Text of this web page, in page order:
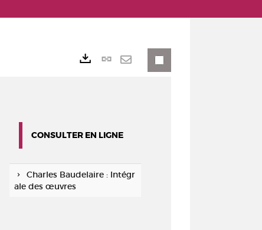
Lien
CONSULTER EN LIGNE
Charles Baudelaire : Intégr
ale des œuvres